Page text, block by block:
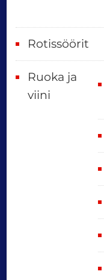
Rotissöörit
Ruoka ja
viini